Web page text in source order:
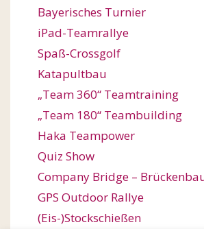
Bayerisches Turnier
iPad-Teamrallye
Spaß-Crossgolf
Katapultbau
„Team 360“ Teamtraining
„Team 180“ Teambuilding
Haka Teampower
Quiz Show
Company Bridge –
GPS Outdoor Rallye
(Eis-)Stockschießen